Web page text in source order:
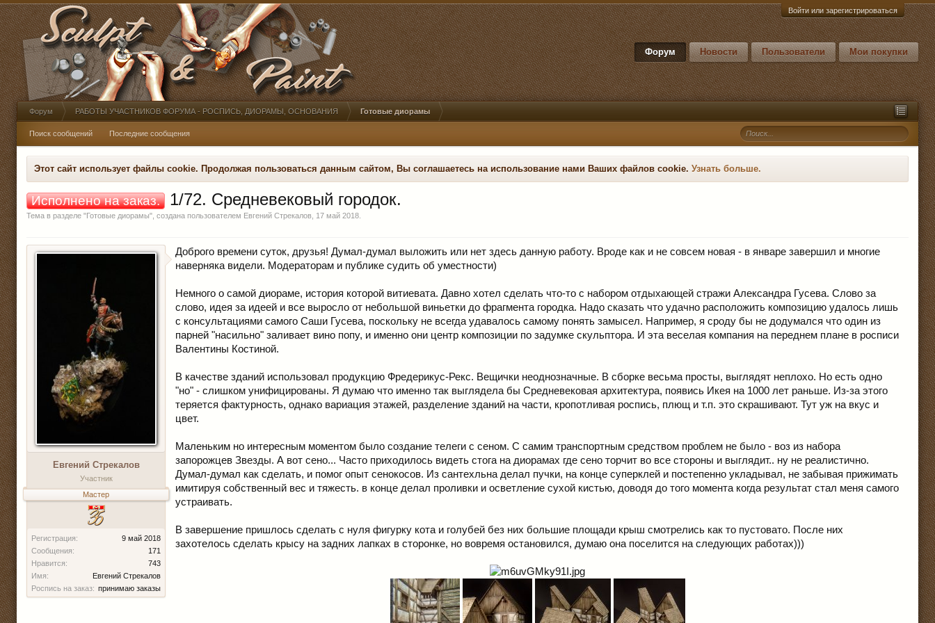
Войти или зарегистрироваться
Форум Новости Пользователи Мои покупки
Форум РАБОТЫ УЧАСТНИКОВ ФОРУМА - РОСПИСЬ, ДИОРАМЫ, ОСНОВАНИЯ Готовые диорамы
Поиск сообщений Последние сообщения
Этот сайт использует файлы cookie. Продолжая пользоваться данным сайтом, Вы соглашаетесь на использование нами Ваших файлов cookie. Узнать больше.
Исполнено на заказ. 1/72. Средневековый городок.
Тема в разделе "Готовые диорамы", создана пользователем Евгений Стрекалов 17 май 2018
Евгений Стрекалов
Участник
Мастер
Регистрация:
9 май 2018
Сообщения:
171
Нравится:
743
Имя:
Евгений Стрекалов
Роспись на заказ: принимаю заказы
Доброго времени суток, друзья! Думал-думал выложить или нет здесь данную работу. Вроде как и не совсем новая - в январе завершил и многие
наверняка видели. Модераторам и публике судить об уместности)
Немного о самой диораме, история которой витиевата. Давно хотел сделать что-то с набором отдыхающей стражи Александра Гусева. Слово за
слово, идея за идеей и все выросло от небольшой виньетки до фрагмента городка. Надо сказать что удачно расположить композицию удалось лишь
с консультациями самого Саши Гусева, поскольку не всегда удавалось самому понять замысел. Например, я сроду бы не додумался что один из
парней "насильно" заливает вино попу, и именно они центр композиции по задумке скульптора. И эта веселая компания на переднем плане в росписи
Валентины Костиной.
В качестве зданий использовал продукцию Фредерикус-Рекс. Вещички неоднозначные. В сборке весьма просты, выглядят неплохо. Но есть одно
"но" - слишком унифицированы. Я думаю что именно так выглядела бы Средневековая архитектура, появись Икея на 1000 лет раньше. Из-за этого
теряется фактурность, однако вариация этажей, разделение зданий на части, кропотливая роспись, плющ и т.п. это скрашивают. Тут уж на вкус и
цвет.
Маленьким но интересным моментом было создание телеги с сеном. С самим транспортным средством проблем не было - воз из набора
запорожцев Звезды. А вот сено... Часто приходилось видеть стога на диорамах где сено торчит во все стороны и выглядит.. ну не реалистично.
Думал-думал как сделать, и помог опыт сенокосов. Из сантехльна делал пучки, на конце суперклей и постепенно укладывал, не забывая прижимать
имитируя собственный вес и тяжесть. в конце делал проливки и осветление сухой кистью, доводя до того момента когда результат стал меня самого
устраивать.
В завершение пришлось сделать с нуля фигурку кота и голубей без них большие площади крыш смотрелись как то пустовато. После них
захотелось сделать крысу на задних лапках в сторонке, но вовремя остановился, думаю она поселится на следующих работах)))